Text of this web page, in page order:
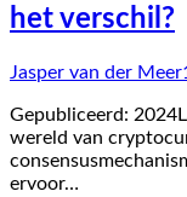
het verschil?
Jasper van der Meer
Gepubliceerd:
wereld van
ervoor…